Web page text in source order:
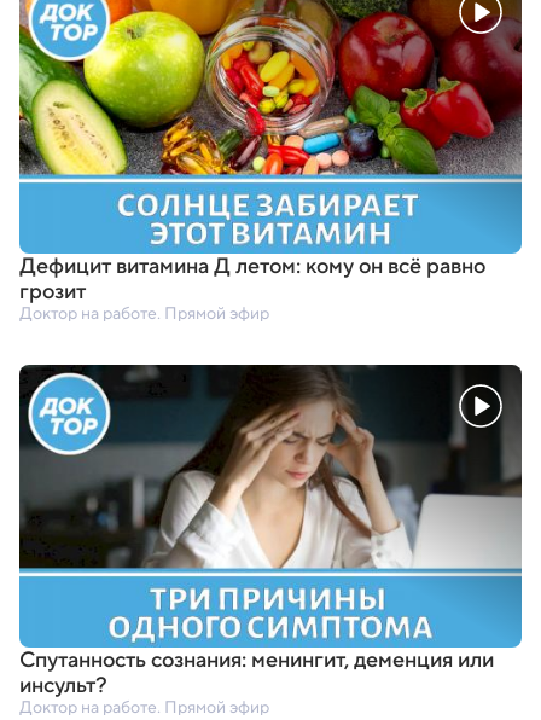
Дефицит витамина Д летом: кому он всё равно
грозит
Доктор на работе. Прямой эфир
Спутанность сознания: менингит,деменция или
инсульт?
Доктор на работе. Прямой эфир